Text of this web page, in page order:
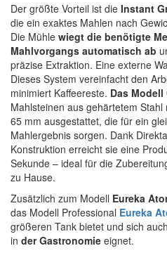
Der größte Vorteil ist die Instant
die ein exaktes Mahlen nach
Die Mühle wiegt die benötigte
Mahlvorgangs automatisch ab
präzise Extraktion. Eine externe
Dieses System vereinfacht den
minimiert Kaffeereste. Das Modell
Mahlsteinen aus gehärtetem
65 mm ausgestattet, die für ein
Mahlergebnis sorgen. Dank
Konstruktion erreicht sie eine
Sekunde – ideal für die
zu Hause.
Zusätzlich zum Modell Eureka
das Modell Professional Eureka
größeren Tank bietet und sich
in der Gastronomie eignet.